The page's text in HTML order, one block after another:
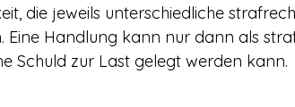
die jeweils unterschiedliche
Eine Handlung kann nur dann als
Schuld zur Last gelegt werden kann.